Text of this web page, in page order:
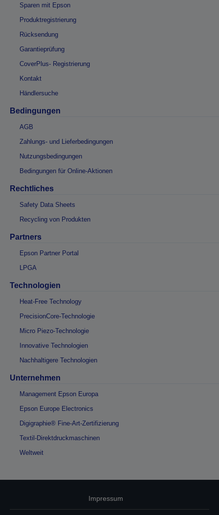
Sparen mit Epson
Produktregistrierung
Rücksendung
Garantieprüfung
CoverPlus- Registrierung
Kontakt
Händlersuche
Bedingungen
AGB
Zahlungs- und Lieferbedingungen
Nutzungsbedingungen
Bedingungen für Online-Aktionen
Rechtliches
Safety Data Sheets
Recycling von Produkten
Partners
Epson Partner Portal
LPGA
Technologien
Heat-Free Technology
PrecisionCore-Technologie
Micro Piezo-Technologie
Innovative Technologien
Nachhaltigere Technologien
Unternehmen
Management Epson Europa
Epson Europe Electronics
Digigraphie® Fine-Art-Zertifizierung
Textil-Direktdruckmaschinen
Weltweit
Impressum